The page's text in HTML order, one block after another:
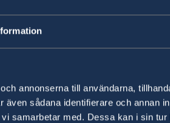
annonserna till användarna,
sådana identifierare och annan
samarbetar med. Dessa kan i sin
om vilka regler som
pass, ett nytt pass
undermenyn nedan för det